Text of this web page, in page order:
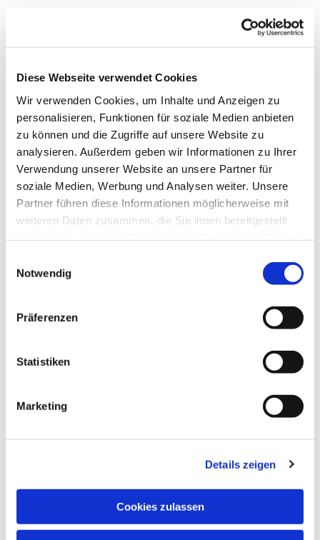
Diese Webseite verwendet Cookies
Wir verwenden Cookies, um Inhalte und Anzeigen zu
personalisieren, Funktionen für soziale Medien anbieten
zu können und die Zugriffe auf unsere Website zu
analysieren. Außerdem geben wir Informationen zu Ihrer
Verwendung unserer Website an unsere Partner für
soziale Medien, Werbung und Analysen weiter. Unsere
Partner führen diese Informationen möglicherweise mit
weiteren Daten zusammen, die Sie ihnen bereitgestellt
Notwendig
Präferenzen
Statistiken
Marketing
Details zeigen
Cookies zulassen
Dies könnte Sie auch
interessieren